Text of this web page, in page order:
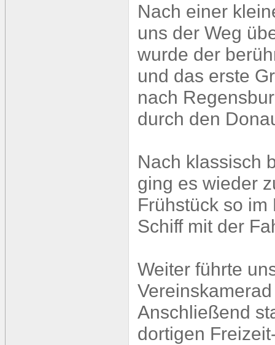
Nach einer
uns der Weg
wurde der
und das erste
nach
durch den
Nach klassisch
ging es wieder
Frühstück so
Schiff mit der
Weiter führte
Anschließend
dortigen